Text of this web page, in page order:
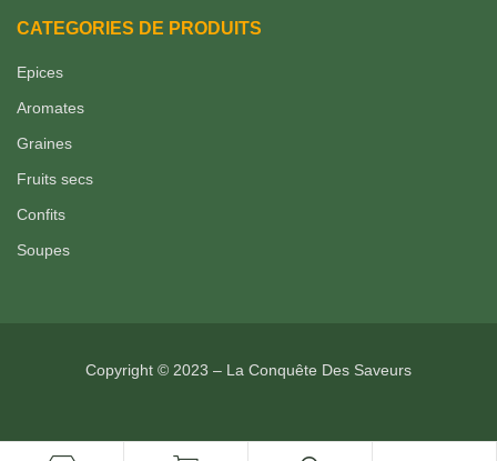
CATEGORIES DE PRODUITS
Epices
Aromates
Graines
Fruits secs
Confits
Soupes
Copyright © 2023 – La Conquête Des Saveurs